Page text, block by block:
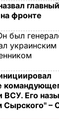
главный
фронте
был
украинским
Его
Сырского" –